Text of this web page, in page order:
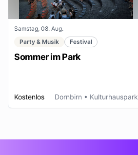
Samstag, 08. Aug.
Party & Musik
Festival
Sommer im Park
Kostenlos Dornbirn • Kulturhauspark